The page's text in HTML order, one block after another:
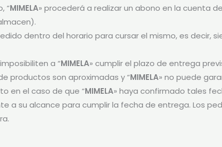
“MIMELA» procederá a realizar un abono en la cuenta
dentro del horario para cursar el mismo, es decir,
a “MIMELA» cumplir el plazo de entrega
productos son aproximadas y “MIMELA» no puede
en el caso de que “MIMELA» haya confirmado tales
a su alcance para cumplir la fecha de entrega. Los